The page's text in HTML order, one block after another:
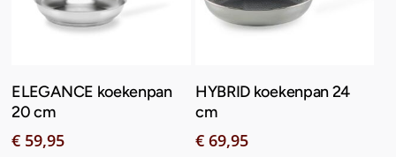
Toevoegen Aan
ELEGANCE koekenpan
20 cm
€ 59,95
Toevoegen Aan
Winkelwagen
HYBRID koekenpan 24
cm
€ 69,95